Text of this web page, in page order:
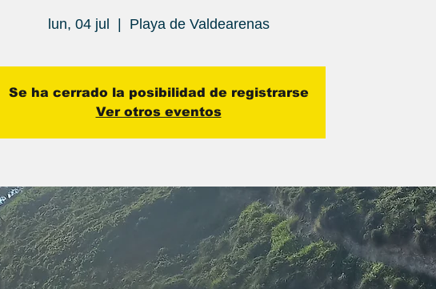
lun, 04 jul Playa de Valdearenas
Se ha cerrado la posibilidad de registrarse
Ver otros eventos